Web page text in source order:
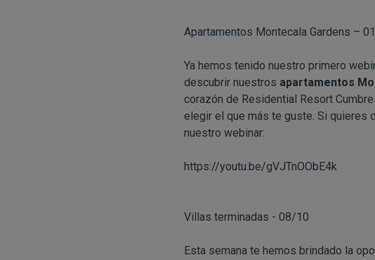
Apartamentos Montecala Gardens –
Ya hemos tenido nuestro primero
descubrir nuestros apartamentos
corazón de Residential Resort
elegir el que más te guste. Si quieres
nuestro webinar:
https://youtu.be/gVJTnOObE4k
Villas terminadas - 08/10
Esta semana te hemos brindado la